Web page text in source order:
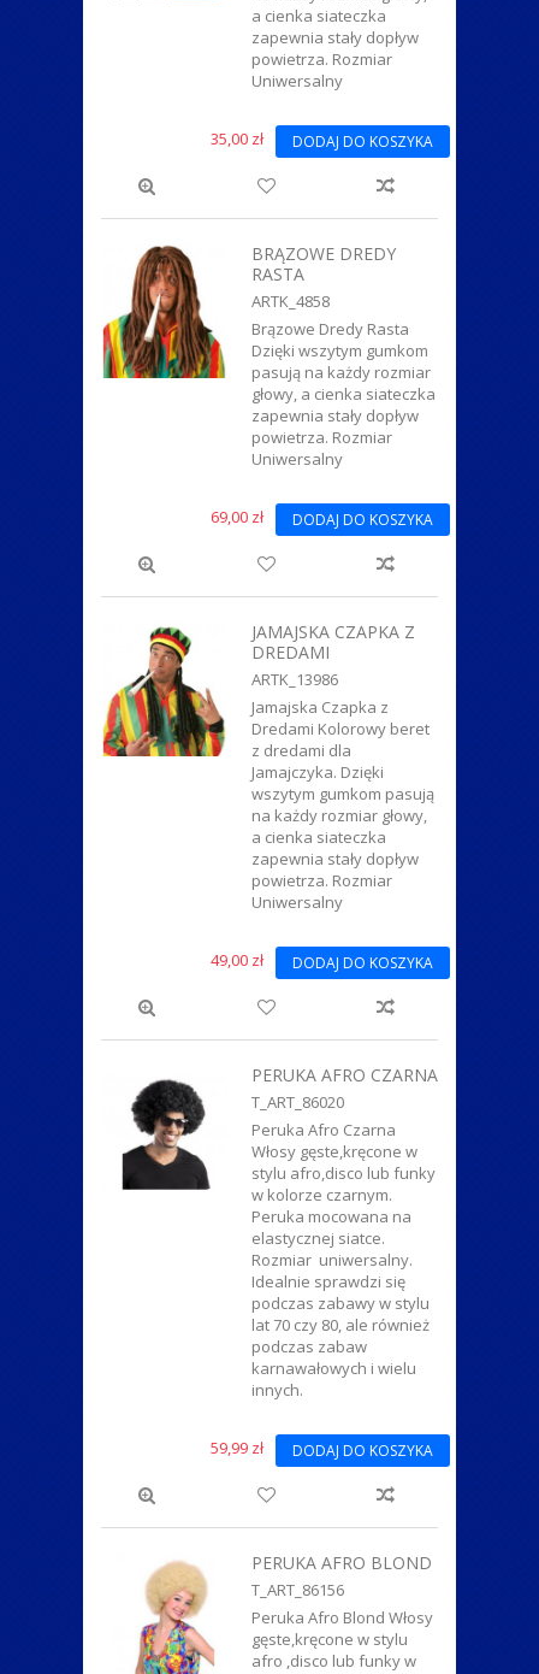
a cienka siateczka
zapewnia stały dopływ
powietrza. Rozmiar
Uniwersalny
35,00 zł DODAJ DO KOSZYKA
BRĄZOWE DREDY
RASTA
ARTK_4858
Brązowe Dredy Rasta
Dzięki wszytym gumkom
pasują na każdy rozmiar
głowy, a cienka siateczka
zapewnia stały dopływ
powietrza. Rozmiar
Uniwersalny
69,00 zł DODAJ DO KOSZYKA
JAMAJSKA CZAPKA Z
DREDAMI
ARTK_13986
Jamajska Czapka z
Dredami Kolorowy beret
z dredami dla
Jamajczyka. Dzięki
wszytym gumkom pasują
na każdy rozmiar głowy,
a cienka siateczka
zapewnia stały dopływ
powietrza. Rozmiar
Uniwersalny
49,00 zł DODAJ DO KOSZYKA
PERUKA AFRO CZARNA
T_ART_86020
Peruka Afro Czarna
Włosy gęste,kręcone w
stylu afro,disco lub funky
w kolorze czarnym.
Peruka mocowana na
elastycznej siatce.
Rozmiar uniwersalny.
Idealnie sprawdzi się
podczas zabawy w stylu
lat 70 czy 80, ale również
podczas zabaw
karnawałowych i wielu
innych.
59,99 zł DODAJ DO KOSZYKA
PERUKA AFRO BLOND
T_ART_86156
Peruka Afro Blond Włosy
gęste,kręcone w stylu
afro ,disco lub funky w